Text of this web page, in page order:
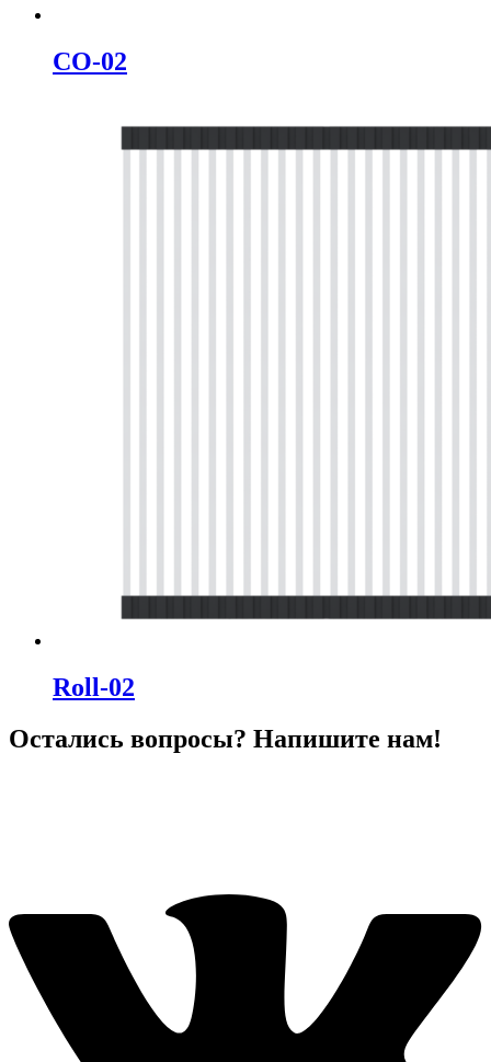
CO-02
Roll-02
Остались вопросы? Напишите нам!